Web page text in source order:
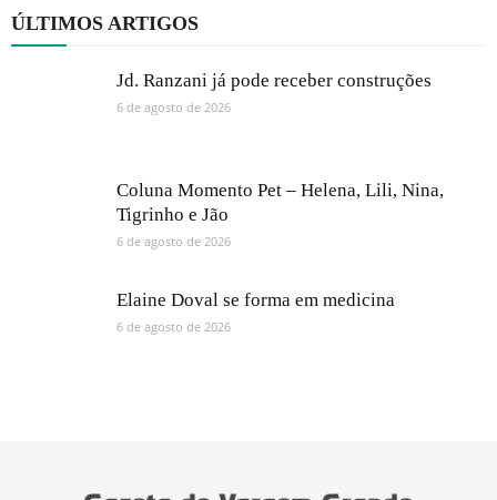
ÚLTIMOS ARTIGOS
Jd. Ranzani já pode receber construções
6 de agosto de 2026
Coluna Momento Pet – Helena, Lili, Nina,
Tigrinho e Jão
6 de agosto de 2026
Elaine Doval se forma em medicina
6 de agosto de 2026